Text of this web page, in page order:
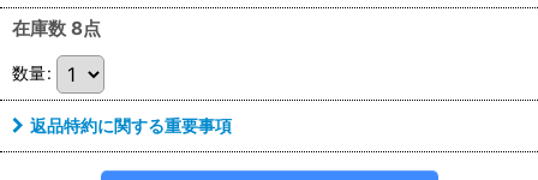
在庫数 8点
数量:
返品特約に関する重要事項